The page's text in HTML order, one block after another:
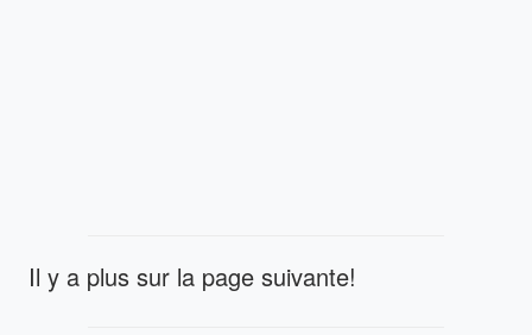
Il y a plus sur la page suivante!